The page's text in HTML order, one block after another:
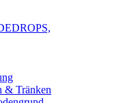
& Tränken